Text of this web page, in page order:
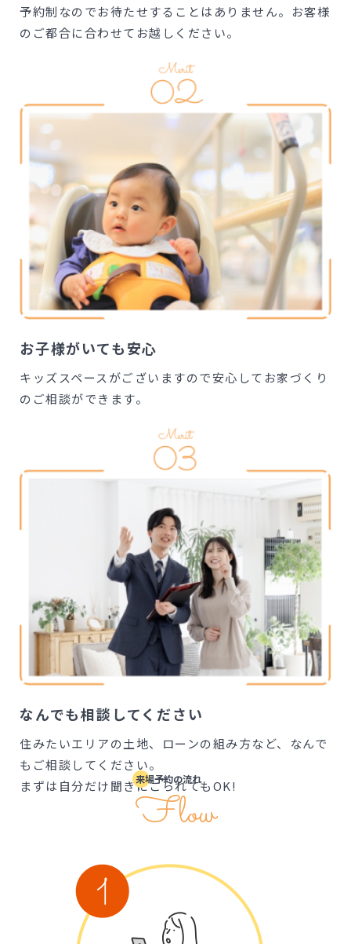
予約制なのでお待たせすることはありません。お客様
のご都合に合わせてお越しください。
お子様がいても安心
キッズスペースがございますので安心してお家づくり
のご相談ができます。
なんでも相談してください
住みたいエリアの土地、ローンの組み方など、なんで
もご相談してください。
まずは自分だけ聞きにこられてもOK!
Flow